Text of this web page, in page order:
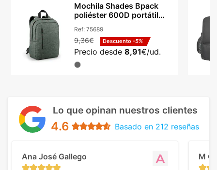
Mochila Shades Bpack
poliéster 600D portátil
Ref: 75689
9,36€ Descuento -5%
Precio desde 8,91€/ud.
Lo que opinan nuestros clientes
4.6 Basado en 212 reseñas
Ana José Gallego M C